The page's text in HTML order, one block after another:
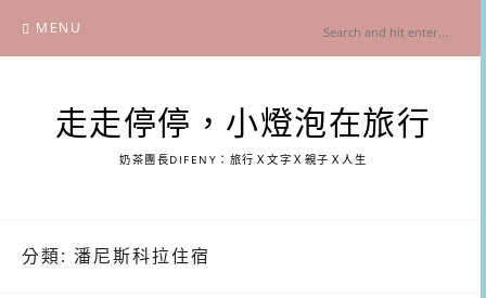
content
MENU
走走停停，小燈泡在旅行
奶茶團長DIFENY：旅行Ｘ文字Ｘ親子Ｘ人生
分類: 潘尼斯科拉住宿